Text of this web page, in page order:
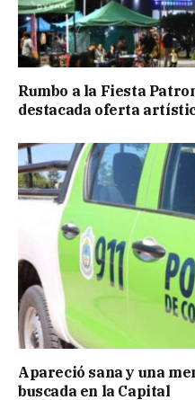
Rumbo a la Fiesta
destacada oferta
Apareció sana y una
buscada en la Capital